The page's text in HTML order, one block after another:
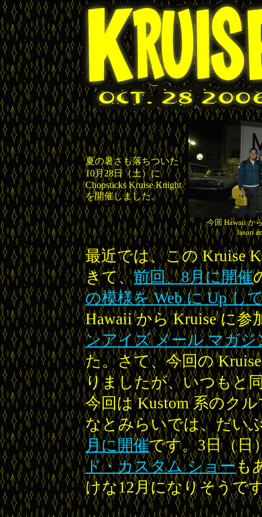
夏の暑さも落ちついた
10月28日（土）に
Chopsticks Kruise Knight
を開催しました。
今回 Hawaii か
Jason
最近では、この Kruise
きて、前回、8月に開催
の模様を Web に Up し
Hawaii から Kruise に
ンアイズ メール マガジ
た。さて、今回の
りましたが、いつもと
今回は Kustom 系のク
なとみらいでは、だい
月に開催です。3日（日
ド・カスタム ショーも
けな12月になりそうで